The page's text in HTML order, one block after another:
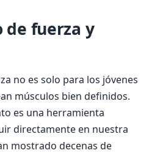
de fuerza y
no es solo para los jóvenes
músculos bien definidos.
es una herramienta
directamente en nuestra
mostrado decenas de